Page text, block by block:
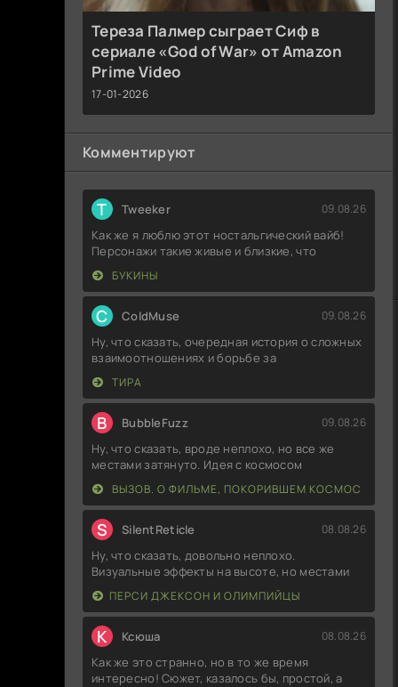
Тереза Палмер сыграет Сиф в
сериале «God of War» от Amazon
Prime Video
17-01-2026
Комментируют
T Tweeker 09.08.26
Как же я люблю этот ностальгический вайб!
Персонажи такие живые и близкие, что
БУКИНЫ
C ColdMuse 09.08.26
Ну, что сказать, очередная история о сложных
взаимоотношениях и борьбе за
ТИРА
B BubbleFuzz 09.08.26
Ну, что сказать, вроде неплохо, но все же
местами затянуто. Идея с космосом
ВЫЗОВ. О ФИЛЬМЕ, ПОКОРИВШЕМ КОСМОС
S SilentReticle 08.08.26
Ну, что сказать, довольно неплохо.
Визуальные эффекты на высоте, но местами
ПЕРСИ ДЖЕКСОН И ОЛИМПИЙЦЫ
К Ксюша 08.08.26
Как же это странно, но в то же время
интересно! Сюжет, казалось бы, простой, а